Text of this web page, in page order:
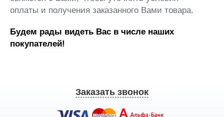
оплаты и получения заказанного Вами товара.
Будем рады видеть Вас в числе наших
покупателей!
Заказать звонок